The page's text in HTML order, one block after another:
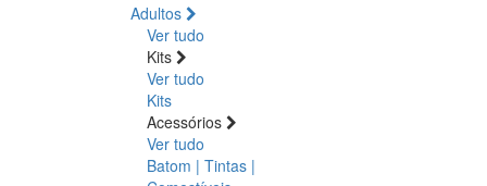
Adultos
Ver tudo
Kits
Ver tudo
Kits
Acessórios
Ver tudo
Batom | Tintas |